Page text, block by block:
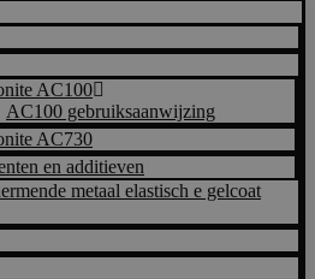
AC100
AC100 gebruiksaanwijzing
AC730
en additieven
metaal elastisch e gelcoat